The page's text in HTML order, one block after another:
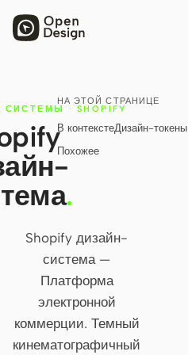
ПРОДУКТ
Open Design
HTML Anything
HTML Video
Codex Slides
Open Design Plugin
АГЕНТЫ
Codex
Cursor Agent
НА ЭТОЙ СТРАНИЦЕ
В контекстеДизайн-токены
Похожее
СИСТЕМЫ · SHOPIFY
.
Shopify дизайн-
система —
Платформа
электронной
коммерции. Темный
кинематографичный